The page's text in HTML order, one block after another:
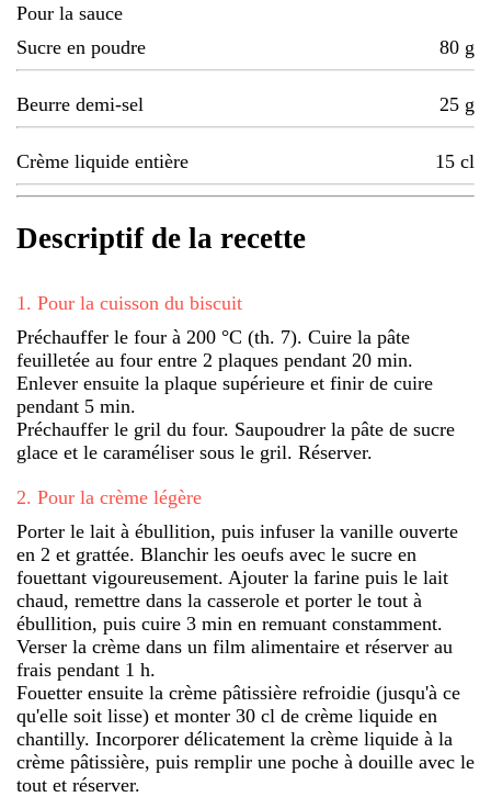
Pour la sauce
Sucre en poudre
80 g
Beurre demi-sel 25 g
Crème liquide entière 15 cl
Descriptif de la recette
1 . Pour la cuisson du biscuit
Préchauffer le four à 200 °C (th. 7). Cuire la pâte
feuilletée au four entre 2 plaques pendant 20 min.
Enlever ensuite la plaque supérieure et finir de cuire
pendant 5 min.
Préchauffer le gril du four. Saupoudrer la pâte de sucre
glace et le caraméliser sous le gril. Réserver.
2. Pour la crème légère
Porter le lait à ébullition, puis infuser la vanille ouverte
en 2 et grattée. Blanchir les oeufs avec le sucre en
fouettant vigoureusement. Ajouter la farine puis le lait
chaud, remettre dans la casserole et porter le tout à
ébullition, puis cuire 3 min en remuant constamment.
Verser la crème dans un film alimentaire et réserver au
frais pendant 1 h.
Fouetter ensuite la crème pâtissière refroidie (jusqu'à ce
qu'elle soit lisse) et monter 30 cl de crème liquide en
chantilly. Incorporer délicatement la crème liquide à la
crème pâtissière, puis remplir une poche à douille avec le
tout et réserver.